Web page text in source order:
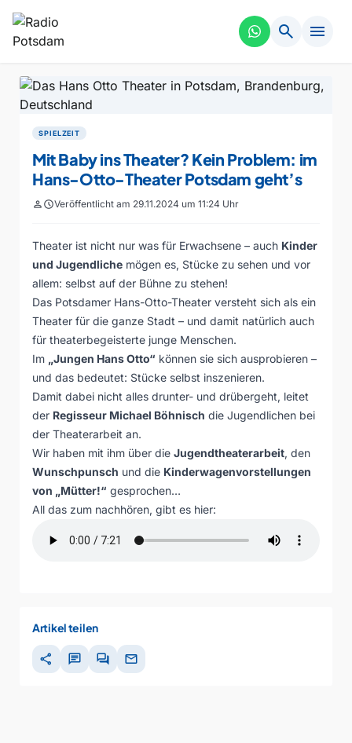
search menu
SPIELZEIT
Mit Baby ins Theater? Kein Problem: im
Hans-Otto-Theater Potsdam geht’s
personscheduleVeröffentlicht am 29.11.2024 um 11:24 Uhr
Theater ist nicht nur was für Erwachsene – auch Kinder
und Jugendliche mögen es, Stücke zu sehen und vor
allem: selbst auf der Bühne zu stehen!
Das Potsdamer Hans-Otto-Theater versteht sich als ein
Theater für die ganze Stadt – und damit natürlich auch
für theaterbegeisterte junge Menschen.
Im „Jungen Hans Otto“ können sie sich ausprobieren –
und das bedeutet: Stücke selbst inszenieren.
Damit dabei nicht alles drunter- und drübergeht, leitet
der Regisseur Michael Böhnisch die Jugendlichen bei
der Theaterarbeit an.
Wir haben mit ihm über die Jugendtheaterarbeit, den
Wunschpunsch und die Kinderwagenvorstellungen
von „Mütter!“ gesprochen…
All das zum nachhören, gibt es hier:
Artikel teilen
share chat forum mail